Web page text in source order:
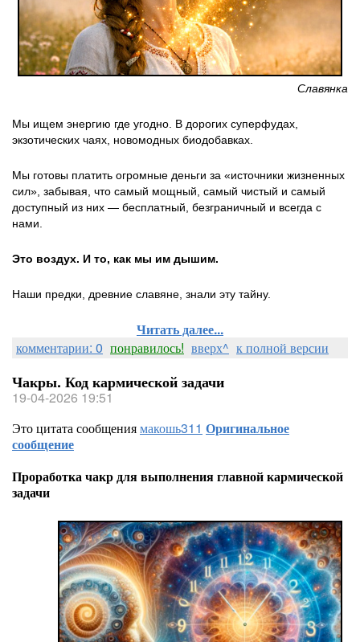
Славянка
Мы ищем энергию где угодно. В дорогих суперфудах,
экзотических чаях, новомодных биодобавках.
Мы готовы платить огромные деньги за «источники жизненных
сил», забывая, что самый мощный, самый чистый и самый
доступный из них — бесплатный, безграничный и всегда с
нами.
Это воздух. И то, как мы им дышим.
Наши предки, древние славяне, знали эту тайну.
Читать далее...
комментарии: 0 понравилось! вверх^ к полной версии
Чакры. Код кармической задачи
19-04-2026 19:51
Это цитата сообщениямакошь311 Оригинальное
сообщение
Проработка чакр для выполнения главной кармической
задачи